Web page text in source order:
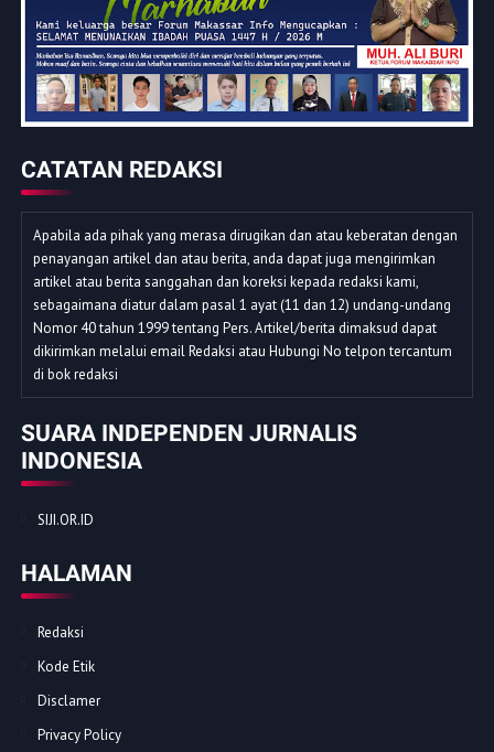
CATATAN REDAKSI
Apabila ada pihak yang merasa dirugikan dan atau keberatan dengan
penayangan artikel dan atau berita, anda dapat juga mengirimkan
artikel atau berita sanggahan dan koreksi kepada redaksi kami,
sebagaimana diatur dalam pasal 1 ayat (11 dan 12) undang-undang
Nomor 40 tahun 1999 tentang Pers. Artikel/berita dimaksud dapat
dikirimkan melalui email Redaksi atau Hubungi No telpon tercantum
di bok redaksi
SUARA INDEPENDEN JURNALIS
INDONESIA
SIJI.OR.ID
HALAMAN
Redaksi
Kode Etik
Disclamer
Privacy Policy